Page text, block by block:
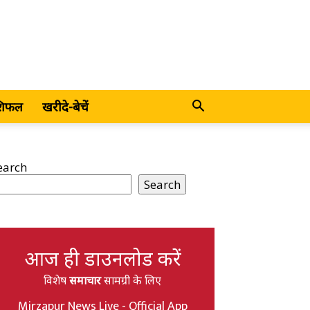
खरीदे-बेचें
Search
आज ही डाउनलोड करें
विशेषसमाचारसामग्री के लिए